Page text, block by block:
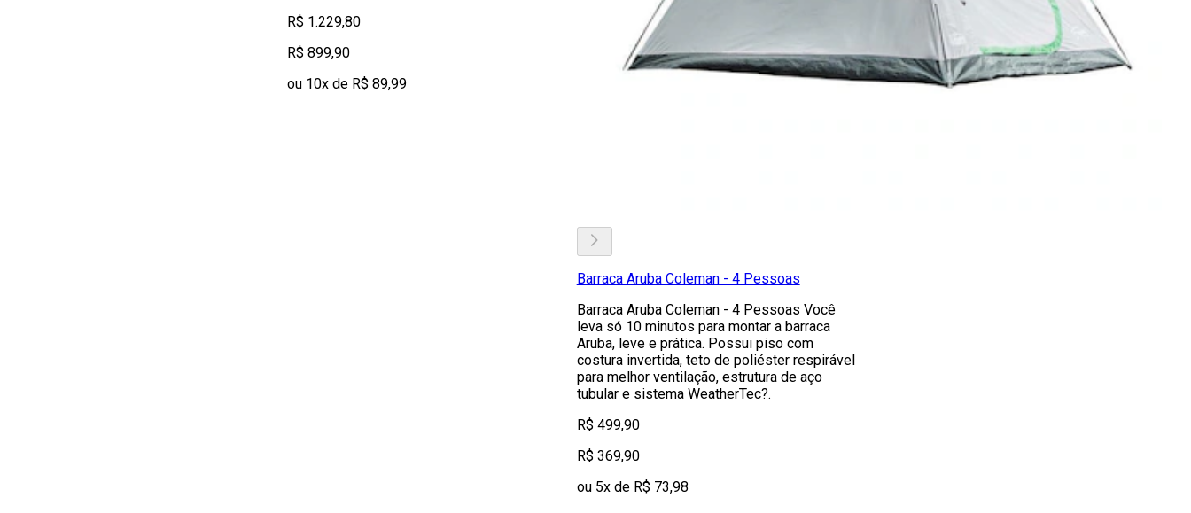
R$ 1.229,80
R$ 899,90
ou 10x de R$ 89,99
Barraca Aruba Coleman - 4 Pessoas
Barraca Aruba Coleman - 4 Pessoas Você
leva só 10 minutos para montar a barraca
Aruba, leve e prática. Possui piso com
costura invertida, teto de poliéster respirável
para melhor ventilação, estrutura de aço
tubular e sistema WeatherTec?.
R$ 499,90
R$ 369,90
ou 5x de R$ 73,98